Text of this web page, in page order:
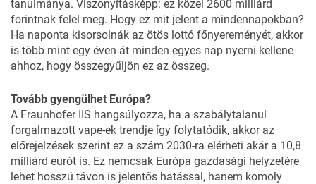
tanulmánya. Viszonyításképp: ez közel 2600 milliárd
forintnak felel meg. Hogy ez mit jelent a mindennapokban?
Ha naponta kisorsolnák az ötös lottó főnyereményét, akkor
is több mint egy éven át minden egyes nap nyerni kellene
ahhoz, hogy összegyűljön ez az összeg.
Tovább gyengülhet Európa?
A Fraunhofer IIS hangsúlyozza, ha a szabálytalanul
forgalmazott vape-ek trendje így folytatódik, akkor az
előrejelzések szerint ez a szám 2030-ra elérheti akár a 10,8
milliárd eurót is. Ez nemcsak Európa gazdasági helyzetére
lehet hosszú távon is jelentős hatással, hanem komoly